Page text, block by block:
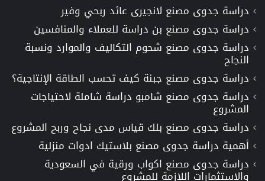
دراسة جدوى مصنع لانجيرى عائد ربحي وفير
دراسة جدوى مصنع بن دراسة للعملاء والمنافسين
دراسة جدوى مصنع شحوم التكاليف والموارد ونسبة
النجاح
دراسة جدوى مصنع جبنة كيف تحسب الطاقة الإنتاجية؟
دراسة جدوى مصنع شامبو دراسة شاملة لاحتياجات
المشروع
دراسة جدوى مصنع بلك قياس مدى نجاح وربح المشروع
أهمية دراسة جدوى مصنع بلاستيك ادوات منزلية
دراسة جدوى مصنع اكواب ورقية في السعودية
والاستثمارات اللازمة للمشروع